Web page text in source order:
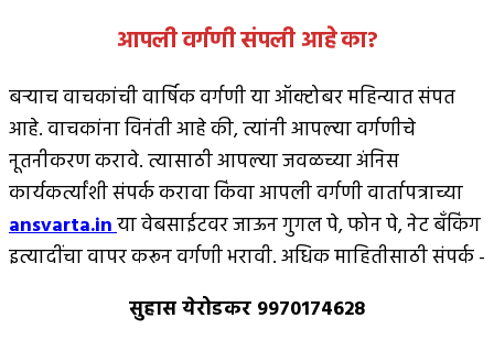
आपली वर्गणी संपली आहेका?
बर्‍याच वाचकांची वार्षिक वर्गणी या ऑक्टोबर महिन्यात संपत
आहे. वाचकांना विनंती आहे की, त्यांनी आपल्या वर्गणीचे
नूतनीकरण करावे. त्यासाठी आपल्या जवळच्या अंनिस
कार्यकर्त्यांशी संपर्क करावा किंवा आपली वर्गणी वार्तापत्राच्या
ansvarta.inया वेबसाईटवर जाऊन गुगल पे, फोन पे, नेट बँकिंग
इत्यादींचा वापर करून वर्गणी भरावी. अधिक माहितीसाठी संपर्क -
सुहास येरोडकर 9970174628